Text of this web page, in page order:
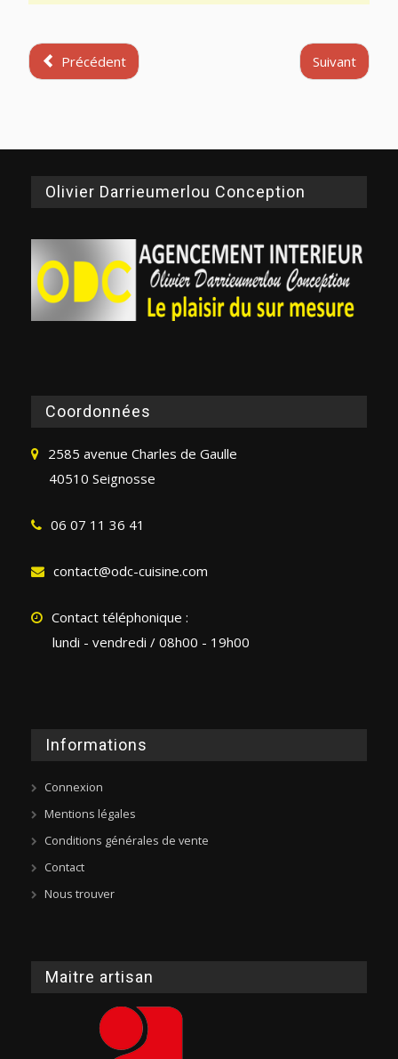
Précédent Suivant
Olivier Darrieumerlou Conception
Coordonnées
2585 avenue Charles de Gaulle
40510 Seignosse
06 07 11 36 41
contact@odc-cuisine.com
Contact téléphonique :
lundi - vendredi / 08h00 - 19h00
Informations
Connexion
Mentions légales
Conditions générales de vente
Contact
Nous trouver
Maitre artisan